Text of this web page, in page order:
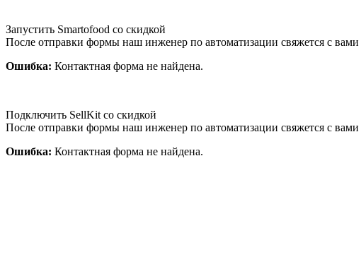
Запустить Smartofood со скидкой
После отправки формы наш инженер по автоматизации свяжется с вами
Ошибка: Контактная форма не найдена.
Подключить SellKit со скидкой
После отправки формы наш инженер по автоматизации свяжется с вами
Ошибка: Контактная форма не найдена.